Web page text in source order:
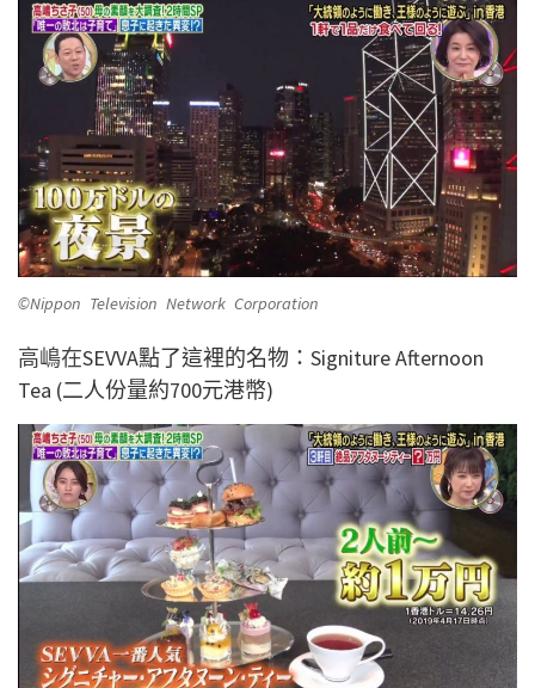
©Nippon Television Network Corporation
高嶋在SEVVA點了這裡的名物：Signiture Afternoon
Tea (二人份量約700元港幣)